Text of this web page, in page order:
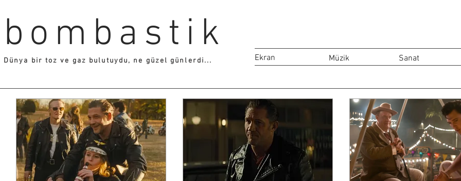
bombastik
Dünya bir toz ve gaz bulutuydu, ne güzel günlerdi... Ekran Müzik Sanat